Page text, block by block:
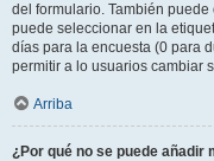
del formulario. También
puede seleccionar en la
días para la encuesta (0 para
permitir a lo usuarios cambiar
Arriba
¿Por qué no se puede añadir